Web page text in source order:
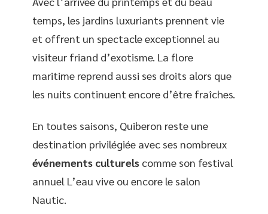
temps, les jardins luxuriants prennent vie
et offrent un spectacle exceptionnel au
visiteur friand d’exotisme. La flore
maritime reprend aussi ses droits alors que
les nuits continuent encore d’être fraîches.
En toutes saisons, Quiberon reste une
destination privilégiée avec ses nombreux
événements culturels comme son festival
annuel L’eau vive ou encore le salon
Nautic.